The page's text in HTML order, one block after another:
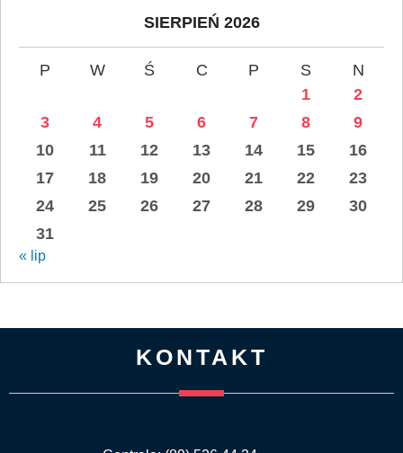
SIERPIEŃ 2026
P W Ś C P S
N
1
2
3
4 5 6 7 8
9
10
11 12 13 14 15
16
17
18 19 20 21 22
23
24
25 26 27 28 29
30
31
« lip
KONTAKT